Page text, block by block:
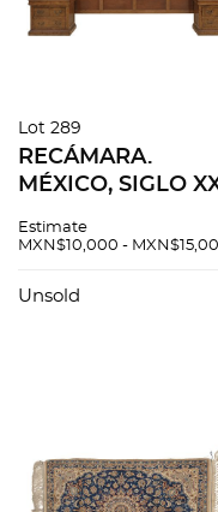
Lot 289
RECÁMARA.
MÉXICO, SIGLO
burós y cabecera
madera
Estimate
MXN$10,000 -
Unsold